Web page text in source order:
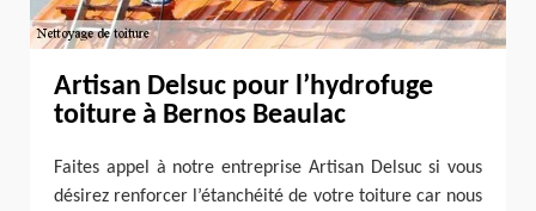
Artisan Delsuc pour l’hydrofuge
toiture à Bernos Beaulac
Faites appel à notre entreprise Artisan Delsuc si vous
désirez renforcer l’étanchéité de votre toiture car nous